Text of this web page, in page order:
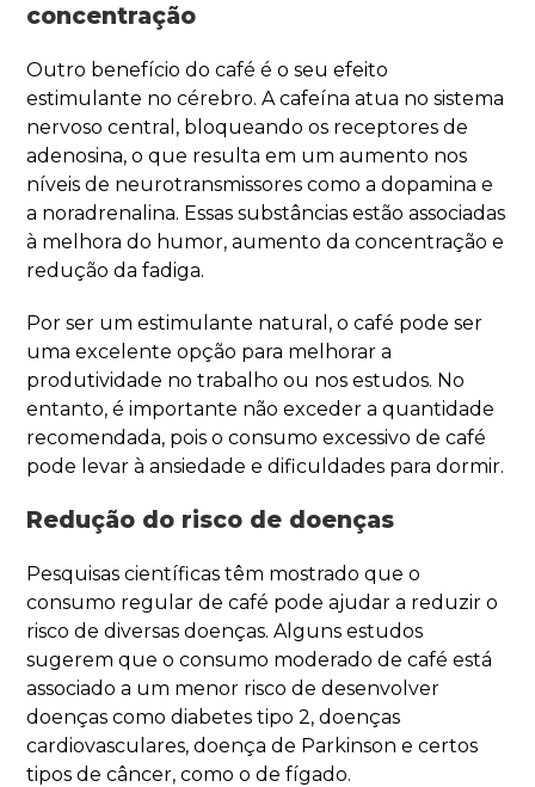
concentração
Outro benefício do café é o seu efeito
estimulante no cérebro. A cafeína atua no sistema
nervoso central, bloqueando os receptores de
adenosina, o que resulta em um aumento nos
níveis de neurotransmissores como a dopamina e
a noradrenalina. Essas substâncias estão associadas
à melhora do humor, aumento da concentração e
redução da fadiga.
Por ser um estimulante natural, o café pode ser
uma excelente opção para melhorar a
produtividade no trabalho ou nos estudos. No
entanto, é importante não exceder a quantidade
recomendada, pois o consumo excessivo de café
pode levar à ansiedade e dificuldades para dormir.
Redução do risco de doenças
Pesquisas científicas têm mostrado que o
consumo regular de café pode ajudar a reduzir o
risco de diversas doenças. Alguns estudos
sugerem que o consumo moderado de café está
associado a um menor risco de desenvolver
doenças como diabetes tipo 2, doenças
cardiovasculares, doença de Parkinson e certos
tipos de câncer, como o de fígado.